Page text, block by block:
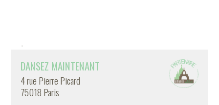
-
DANSEZ MAINTENANT
4 rue Pierre Picard
75018 Paris